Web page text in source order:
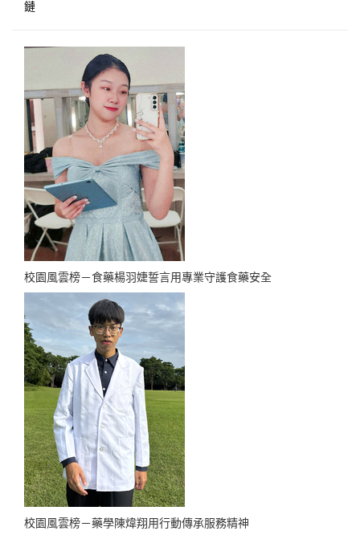
鏈
校園風雲榜－食藥楊羽婕誓言用專業守護食藥安全
校園風雲榜－藥學陳煒翔用行動傳承服務精神